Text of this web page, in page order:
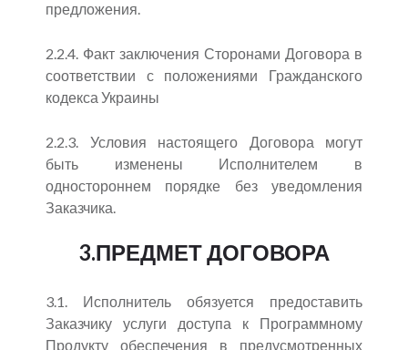
предложения.
2.2.4. Факт заключения Сторонами Договора в
соответствии с положениями Гражданского
кодекса Украины
2.2.3. Условия настоящего Договора могут
быть изменены Исполнителем в
одностороннем порядке без уведомления
Заказчика.
3.ПРЕДМЕТ ДОГОВОРА
3.1. Исполнитель обязуется предоставить
Заказчику услуги доступа к Программному
Продукту обеспечения в предусмотренных